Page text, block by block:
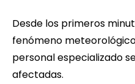
Desde los primeros
fenómeno
personal especializado
afectadas.